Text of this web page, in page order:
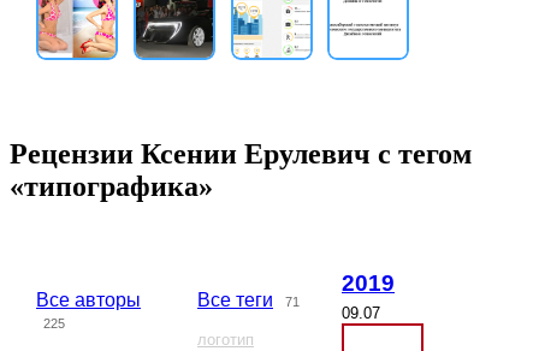
Рецензии Ксении Ерулевич с тегом
«типографика»
Все авторы
225
Все теги 71
логотип
2019
09.07